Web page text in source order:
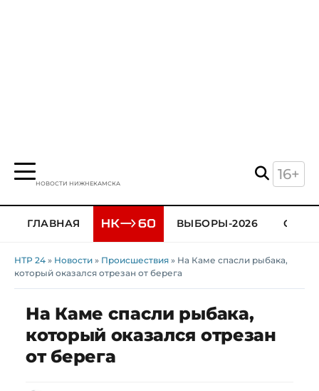
НОВОСТИ НИЖНЕКАМСКА
16+
ГЛАВНАЯ ВЫБОРЫ-2026
НТР 24 » Новости » Происшествия » На Каме спасли рыбака,
который оказался отрезан от берега
На Каме спасли рыбака,
который оказался отрезан
от берега